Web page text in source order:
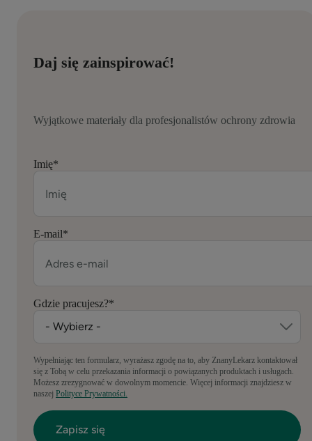
Daj się zainspirować!
Wyjątkowe materiały dla profesjonalistów ochrony zdrowia
Imię*
E-mail*
Gdzie pracujesz?*
Wypełniając ten formularz, wyrażasz zgodę na to, aby ZnanyLekarz kontaktował
się z Tobą w celu przekazania informacji o powiązanych produktach i usługach.
Możesz zrezygnować w dowolnym momencie. Więcej informacji znajdziesz w
naszej Polityce Prywatności.